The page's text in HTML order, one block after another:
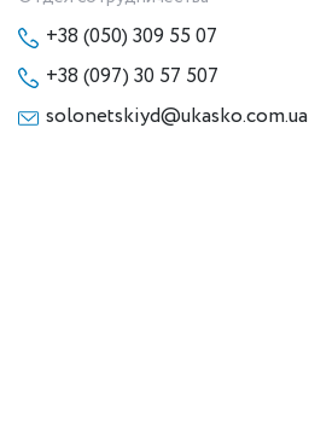
+38 (050) 309 55 07
+38 (097) 30 57 507
solonetskiyd@ukasko.com.ua